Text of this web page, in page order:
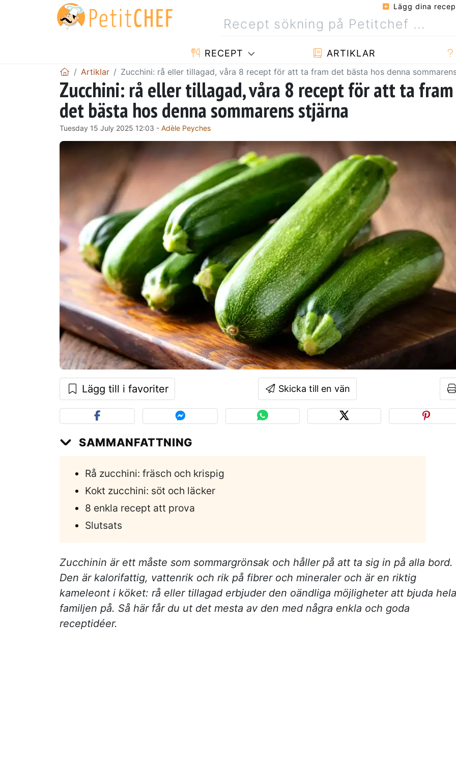
Lägg dina
RECEPT ARTIKLAR
Artiklar Zucchini: rå eller tillagad, våra 8 recept för att ta fram det bästa hos denna
Zucchini: rå eller tillagad, våra 8 recept för att ta fram
det bästa hos denna sommarens stjärna
Tuesday 15 July 2025 12:03 - Adèle Peyches
Lägg till i favoriter Skicka till en vän
SAMMANFATTNING
Rå zucchini: fräsch och krispig
Kokt zucchini: söt och läcker
8 enkla recept att prova
Slutsats
Zucchinin är ett måste som sommargrönsak och håller på att ta sig in på alla bord.
Den är kalorifattig, vattenrik och rik på fibrer och mineraler och är en riktig
kameleont i köket: rå eller tillagad erbjuder den oändliga möjligheter att bjuda hela
familjen på. Så här får du ut det mesta av den med några enkla och goda
receptidéer.